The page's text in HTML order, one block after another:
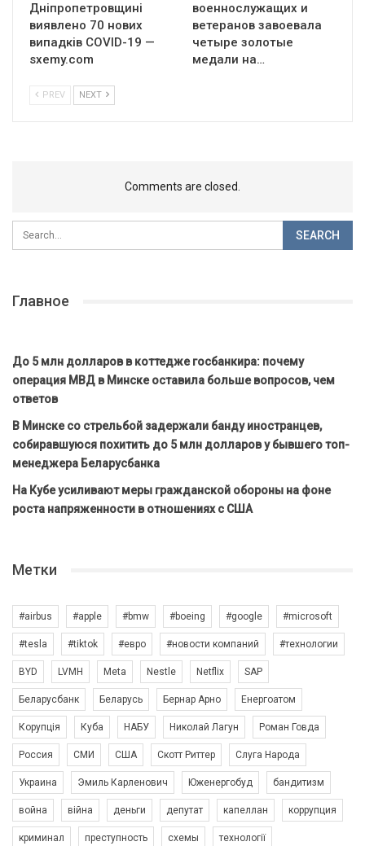
Дніпропетровщині
виявлено 70 нових
випадків COVID-19 —
sxemy.com
военнослужащих и
ветеранов завоевала
четыре золотые
медали на…
PREV NEXT
Comments are closed.
Главное
До 5 млн долларов в коттедже госбанкира: почему
операция МВД в Минске оставила больше вопросов, чем
ответов
В Минске со стрельбой задержали банду иностранцев,
собиравшуюся похитить до 5 млн долларов у бывшего топ-
менеджера Беларусбанка
На Кубе усиливают меры гражданской обороны на фоне
роста напряженности в отношениях с США
Метки
#airbus #apple #bmw #boeing #google #microsoft
#tesla #tiktok #евро #новости компаний #технологии
BYD LVMH Meta Nestle Netflix SAP
Беларусбанк Беларусь Бернар Арно Енергоатом
Корупція Куба НАБУ Николай Лагун Роман Говда
Россия СМИ США Скотт Риттер Слуга Народа
Украина Эмиль Карленович Юженергобуд бандитизм
война війна деньги депутат капеллан коррупция
криминал преступность схемы технології